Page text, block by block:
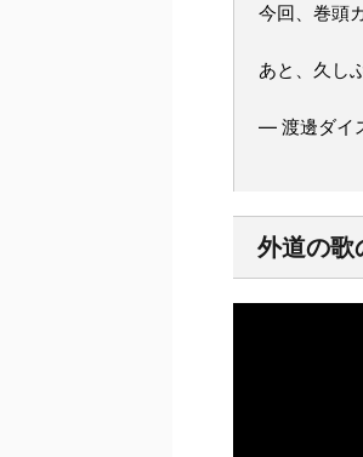
今回、巻頭
あと、久し
— 渡邊ダイ
外道の歌